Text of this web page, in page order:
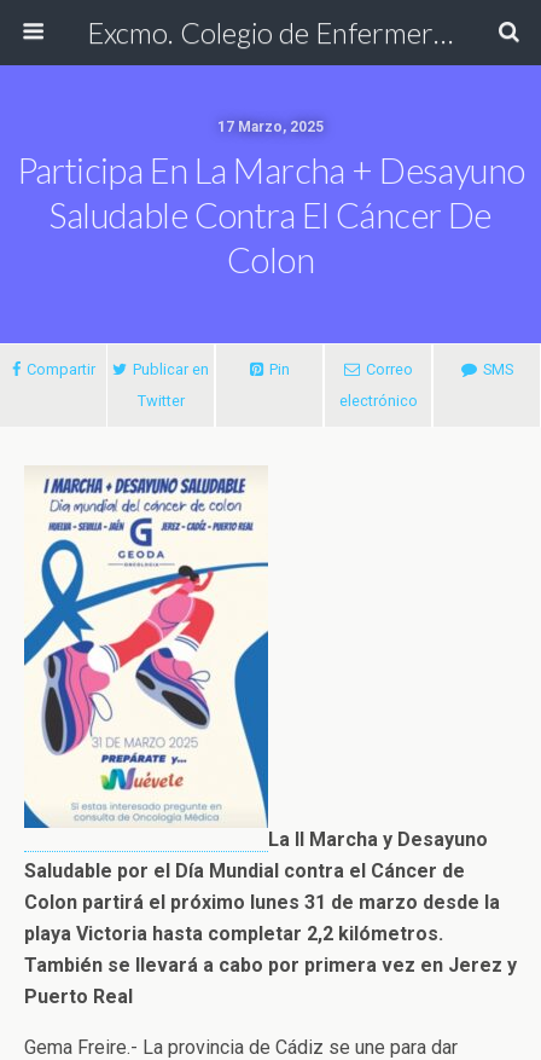
Excmo. Colegio de Enfermería de Cádiz
17 Marzo, 2025
Participa En La Marcha + Desayuno
Saludable Contra El Cáncer De
Colon
Compartir
Publicar en
Twitter
Pin
Correo
electrónico
SMS
La II Marcha y Desayuno
Saludable por el Día Mundial contra el Cáncer de
Colon partirá el próximo lunes 31 de marzo desde la
playa Victoria hasta completar 2,2 kilómetros.
También se llevará a cabo por primera vez en Jerez y
Puerto Real
Gema Freire.- La provincia de Cádiz se une para dar